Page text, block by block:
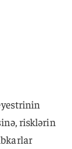
risklərin